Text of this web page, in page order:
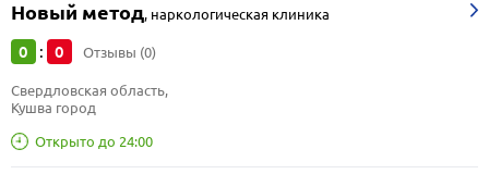
Новый метод, наркологическая клиника
0 : 0 Отзывы (0)
Открыто до 24:00
Свердловская область,
Кушва город